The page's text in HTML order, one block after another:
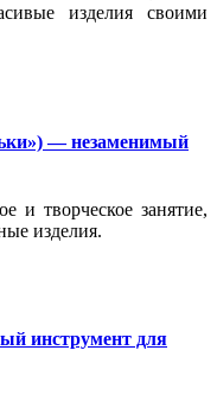
изделия своими
— незаменимый
и творческое занятие,
изделия.
инструмент для